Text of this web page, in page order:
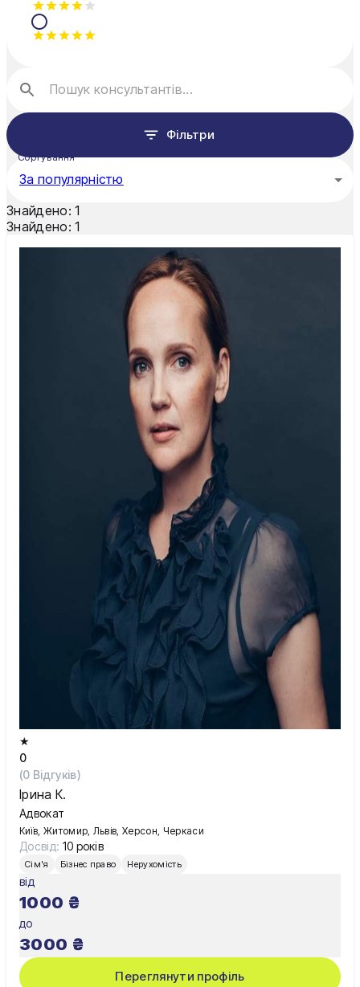
Фільтри
Сортування
За популярністю
Знайдено: 1
Знайдено: 1
★
0
(0 Відгуків)
Ірина К.
Адвокат
Київ, Житомир, Львів, Херсон, Черкаси
Досвід: 10 років
Сім'я Бізнес право Нерухомість
від
1000 ₴
до
3000 ₴
Переглянути профіль